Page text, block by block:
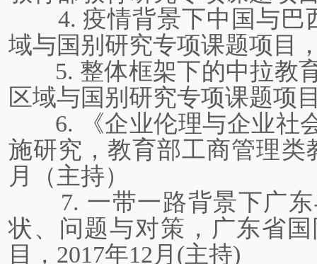
4. 疫情背景下中国与
域与国别研究专项课题项目
5. 整体框架下的中拉教
区域与国别研究专项课题项
6. 《企业伦理与企业社
施研究，教育部工商管理类
月（主持）
7. 一带一路背景下广
状、问题与对策，广东省
目，2017年12月(主持)